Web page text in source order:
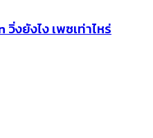
งยังไง เพซเท่าไหร่